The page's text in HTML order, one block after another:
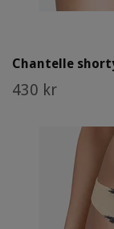
Chantelle
430 kr